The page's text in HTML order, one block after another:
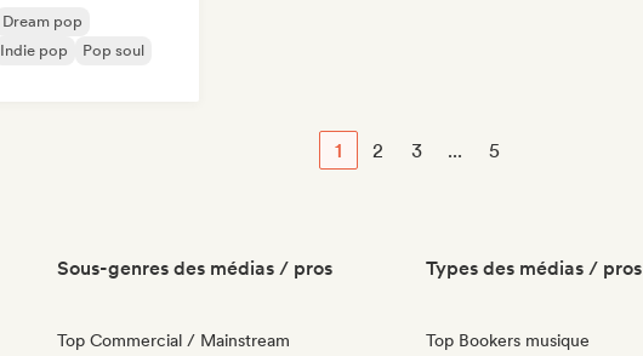
Dream pop
Indie pop
Pop soul
1 2 3 ... 5
Sous-genres des médias / pros
Top Commercial / Mainstream
Types des médias / pros
Top Bookers musique